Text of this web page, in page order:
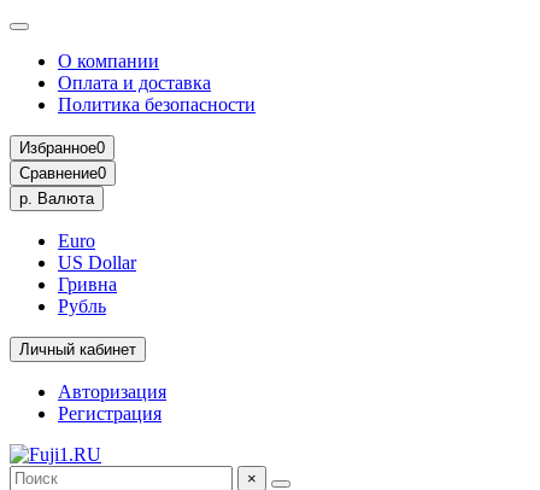
О компании
Оплата и доставка
Политика безопасности
Избранное0
Сравнение0
р. Валюта
Euro
US Dollar
Гривна
Рубль
Личный кабинет
Авторизация
Регистрация
×